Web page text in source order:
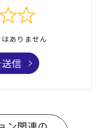
ありません
信